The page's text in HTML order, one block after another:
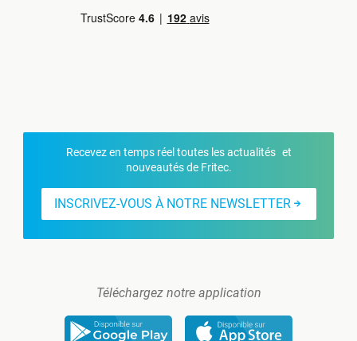
Recevez en temps réel toutes les actualités et
nouveautés de Fritec.
INSCRIVEZ-VOUS À NOTRE NEWSLETTER
Téléchargez notre application